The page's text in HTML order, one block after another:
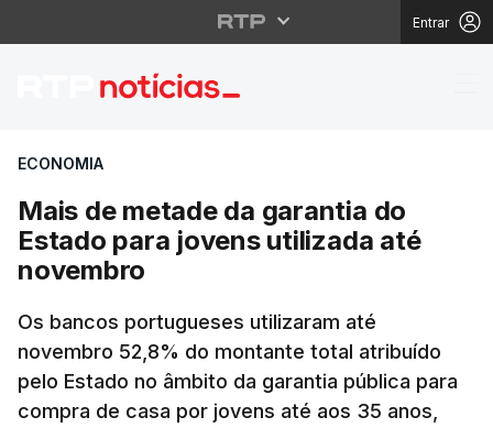
Entrar
Mais de metade da
ECONOMIA
Mais de metade da garantia do
Estado para jovens utilizada até
novembro
Os bancos portugueses utilizaram até
novembro 52,8% do montante total atribuído
pelo Estado no âmbito da garantia pública para
compra de casa por jovens até aos 35 anos,